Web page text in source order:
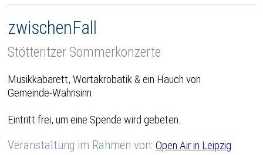
zwischenFall
Stötteritzer Sommerkonzerte
Musikkabarett, Wortakrobatik & ein Hauch von
Gemeinde-Wahnsinn
Eintritt frei, um eine Spende wird gebeten.
Veranstaltung im Rahmen von:Open Air in Leipzig